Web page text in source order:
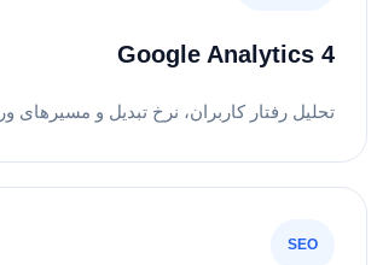
Google Analytics 4
تحلیل رفتار کاربران، نرخ تبدیل و مسیرهای
SEO